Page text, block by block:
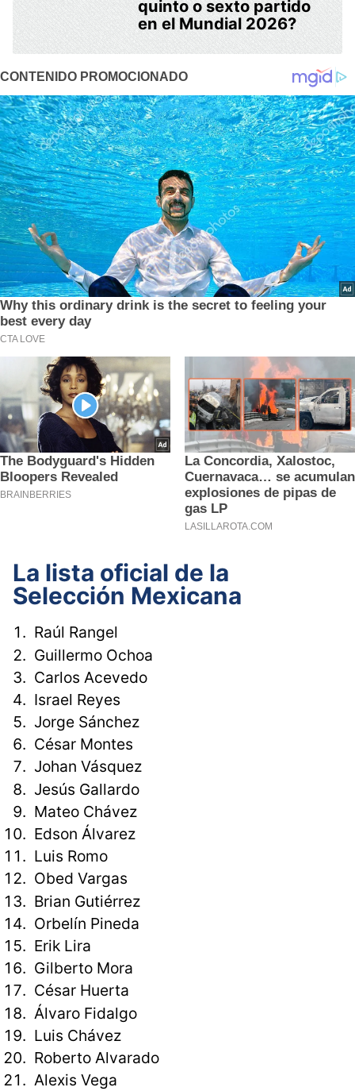
quinto o sexto partido
en el Mundial 2026?
La lista oficial de la
Selección Mexicana
Raúl Rangel
Guillermo Ochoa
Carlos Acevedo
Israel Reyes
Jorge Sánchez
César Montes
Johan Vásquez
Jesús Gallardo
Mateo Chávez
Edson Álvarez
Luis Romo
Obed Vargas
Brian Gutiérrez
Orbelín Pineda
Erik Lira
Gilberto Mora
César Huerta
Álvaro Fidalgo
Luis Chávez
Roberto Alvarado
Alexis Vega